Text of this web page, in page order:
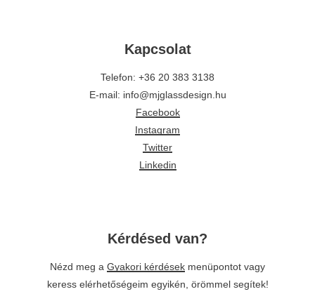
Kapcsolat
Telefon: +36 20 383 3138
E-mail: info@mjglassdesign.hu
Facebook
Instagram
Twitter
Linkedin
Kérdésed van?
Nézd meg a Gyakori kérdések menüpontot vagy
keress elérhetőségeim egyikén, örömmel segítek!